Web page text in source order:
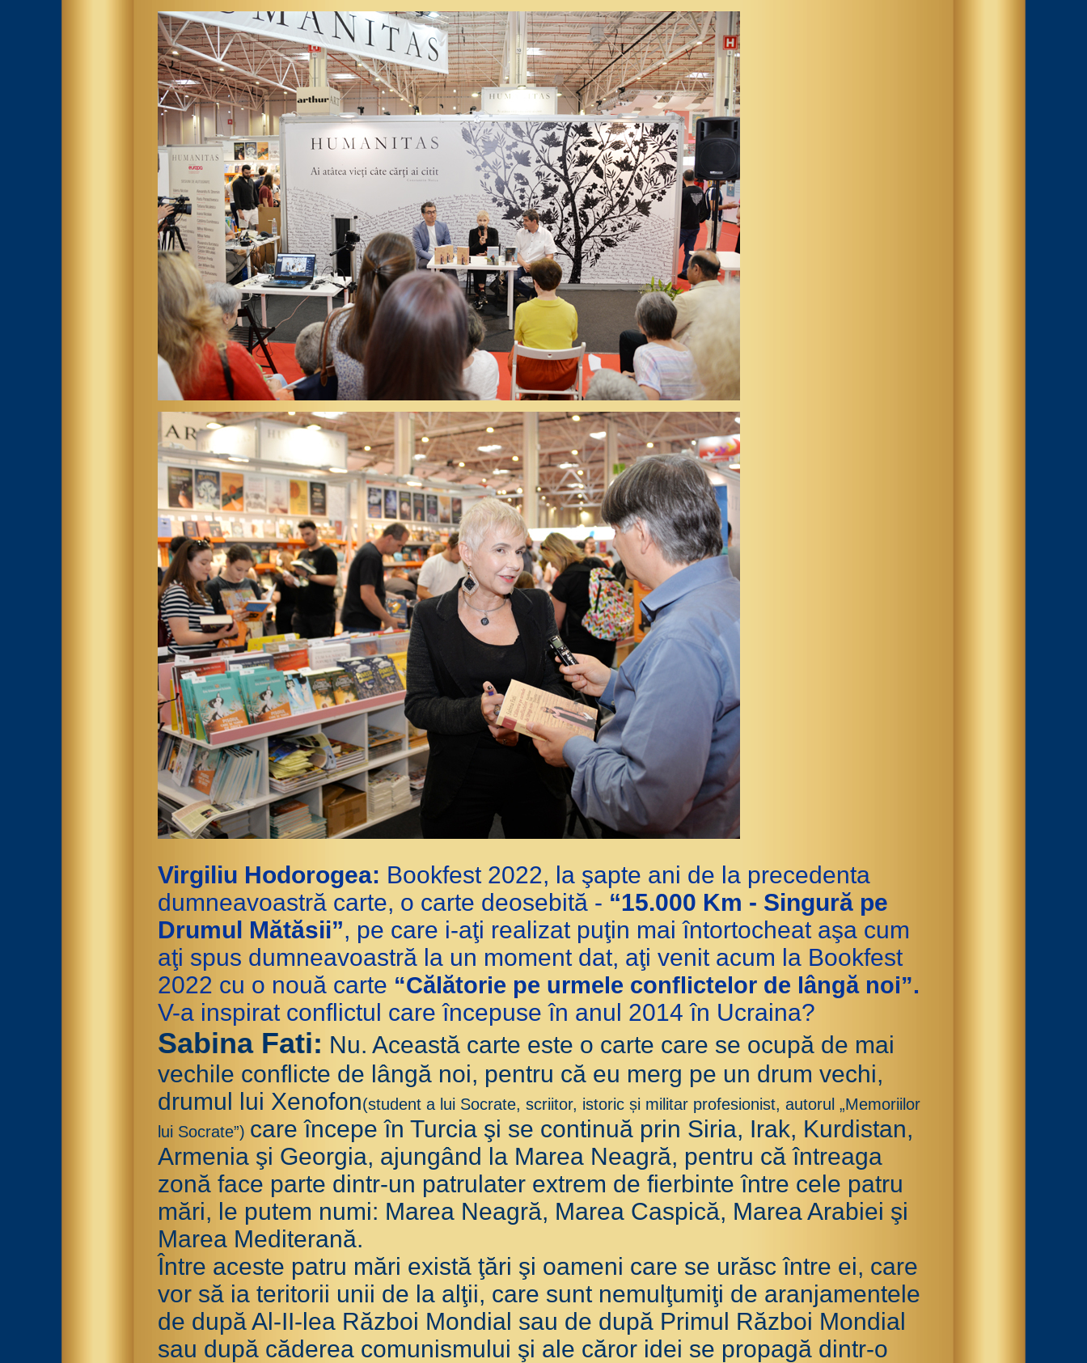
Virgiliu Hodorogea: Bookfest 2022, la şapte ani de la precedenta
dumneavoastră carte, o carte deosebită - “15.000 Km - Singură pe
Drumul Mătăsii”, pe care i-aţi realizat puţin mai întortocheat aşa cum
aţi spus dumneavoastră la un moment dat, aţi venit acum la Bookfest
2022 cu o nouă carte “Călătorie pe urmele conflictelor de lângă noi”.
V-a inspirat conflictul care începuse în anul 2014 în Ucraina?
Sabina Fati: Nu. Această carte este o carte care se ocupă de mai
vechile conflicte de lângă noi, pentru că eu merg pe un drum vechi,
drumul lui Xenofon(student a lui Socrate, scriitor, istoric și militar profesionist, autorul „Memoriilor
lui Socrate”) care începe în Turcia şi se continuă prin Siria, Irak, Kurdistan,
Armenia şi Georgia, ajungând la Marea Neagră, pentru că întreaga
zonă face parte dintr-un patrulater extrem de fierbinte între cele patru
mări, le putem numi: Marea Neagră, Marea Caspică, Marea Arabiei şi
Marea Mediterană.
Între aceste patru mări există ţări şi oameni care se urăsc între ei, care
vor să ia teritorii unii de la alţii, care sunt nemulţumiţi de aranjamentele
de după Al-II-lea Război Mondial sau de după Primul Război Mondial
sau după căderea comunismului şi ale căror idei se propagă dintr-o